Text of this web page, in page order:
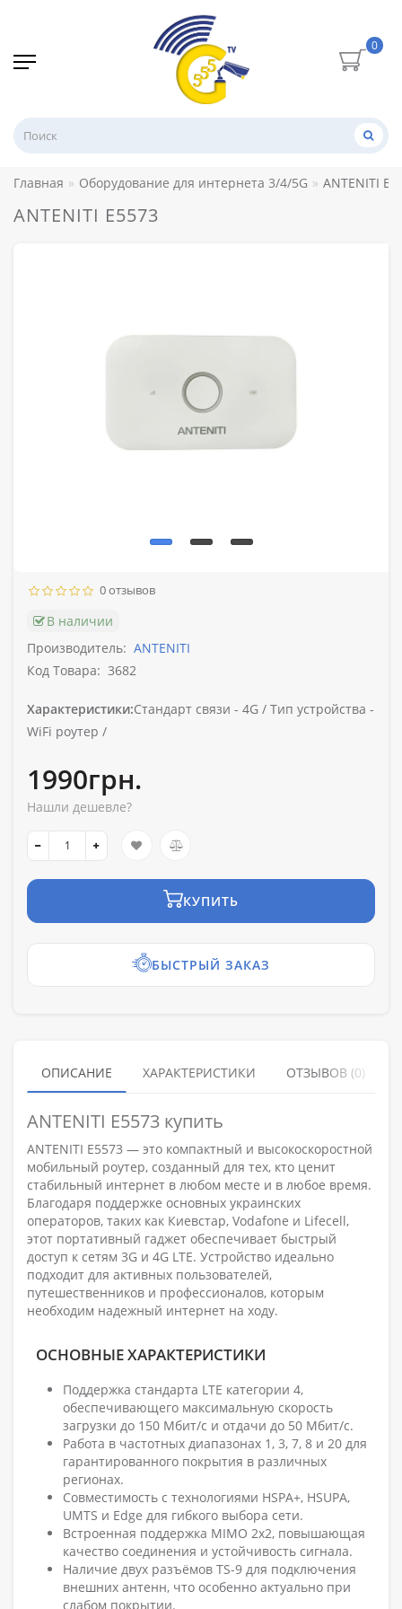
0
Главная Оборудование для интернета 3/4/5G ANTENITI
ANTENITI E5573
0 отзывов
В наличии
Производитель: ANTENITI
Код Товара: 3682
Характеристики:Стандарт связи - 4G / Тип устройства -
WiFi роутер /
1990грн.
Нашли дешевле?
КУПИТЬ
БЫСТРЫЙ ЗАКАЗ
ОПИСАНИЕ ХАРАКТЕРИСТИКИ ОТЗЫВОВ (0)
ANTENITI E5573 купить
ANTENITI E5573 — это компактный и высокоскоростной
мобильный роутер, созданный для тех, кто ценит
стабильный интернет в любом месте и в любое время.
Благодаря поддержке основных украинских
операторов, таких как Киевстар, Vodafone и Lifecell,
этот портативный гаджет обеспечивает быстрый
доступ к сетям 3G и 4G LTE. Устройство идеально
подходит для активных пользователей,
путешественников и профессионалов, которым
необходим надежный интернет на ходу.
ОСНОВНЫЕ ХАРАКТЕРИСТИКИ
Поддержка стандарта LTE категории 4,
обеспечивающего максимальную скорость
загрузки до 150 Мбит/с и отдачи до 50 Мбит/с.
Работа в частотных диапазонах 1, 3, 7, 8 и 20 для
гарантированного покрытия в различных
регионах.
Совместимость с технологиями HSPA+, HSUPA,
UMTS и Edge для гибкого выбора сети.
Встроенная поддержка MIMO 2x2, повышающая
качество соединения и устойчивость сигнала.
Наличие двух разъёмов TS-9 для подключения
внешних антенн, что особенно актуально при
слабом покрытии.